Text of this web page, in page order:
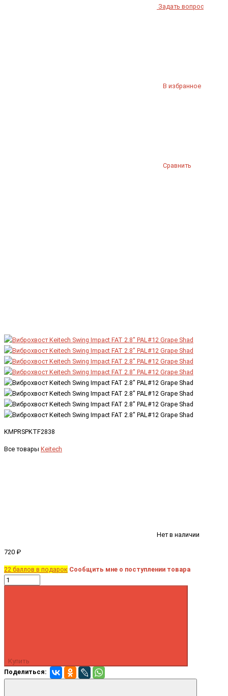
Задать вопрос
В избранное
Сравнить
KMPRSPKTF2838
Все товары Keitech
Нет в наличии
720 ₽
22 баллов в подарок Сообщить мне о поступлении товара
Купить
Поделиться: